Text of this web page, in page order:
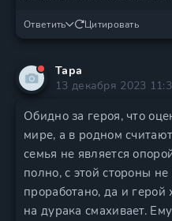
Ответить Цитировать
Тара
13 декабря 2023
Обидно за героя, что
мире, а в родном
семья не является
полно, с этой стороны
проработано, да и
на дурака смахивает.